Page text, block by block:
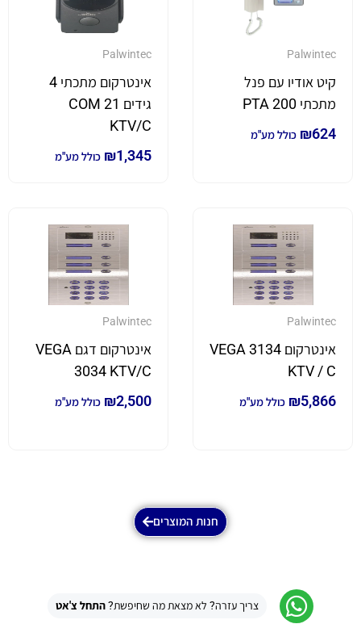
Palwintec
קיט אודיו עם פנל
מתכתי PTA 200
₪624 כולל מע"מ
Palwintec
אינטרקום מתכתי 4
גידים COM 21
KTV/C
₪1,345 כולל מע"מ
Palwintec
אינטרקום VEGA 3134
KTV / C
₪5,866 כולל מע"מ
Palwintec
אינטרקום דגם VEGA
3034 KTV/C
₪2,500 כולל מע"מ
חנות המוצרים
צריך עזרה? לא מצאת מה שחיפשת?התחל צ'אט